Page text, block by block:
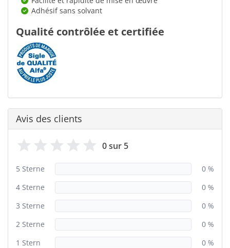
Adhésif sans solvant
Qualité contrôlée et certifiée
Avis des clients
0 sur 5
5 Sterne
0 %
4 Sterne
0 %
3 Sterne
0 %
2 Sterne
0 %
1 Stern
0 %